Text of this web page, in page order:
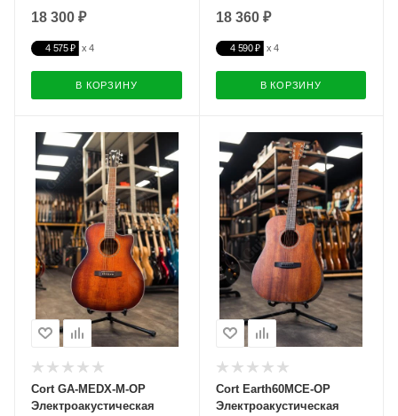
18 300 ₽
4 575 ₽
В КОРЗИНУ
18 360 ₽
4 590 ₽
В КОРЗИНУ
Cort GA-MEDX-M-OP
Электроакустическая
Cort Earth60MCE-OP
Электроакустическая